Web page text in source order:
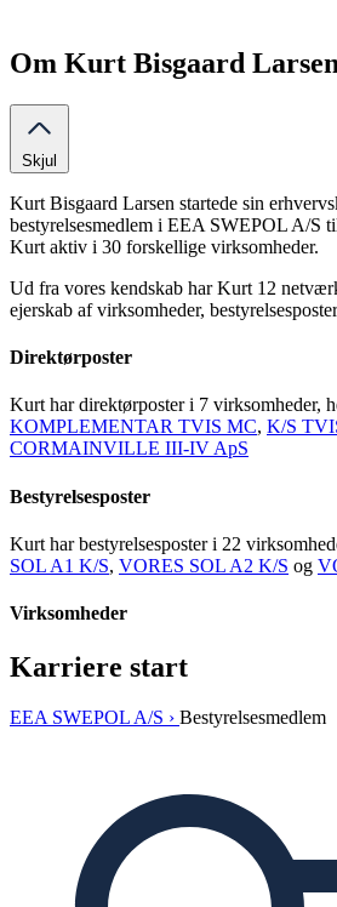
Om Kurt Bisgaard Larsen
Skjul
Kurt Bisgaard Larsen startede sin
bestyrelsesmedlem i EEA SWEPOL A/S
Kurt aktiv i 30 forskellige virksomheder.
Ud fra vores kendskab har Kurt 12
ejerskab af virksomheder,
Direktørposter
Kurt har direktørposter i 7 virksomheder,
KOMPLEMENTAR TVIS MC, K/S
CORMAINVILLE III-IV ApS
Bestyrelsesposter
Kurt har bestyrelsesposter i 22
SOL A1 K/S, VORES SOL A2 K/S og
Virksomheder
Karriere start
EEA SWEPOL A/S › Bestyrelsesmedlem